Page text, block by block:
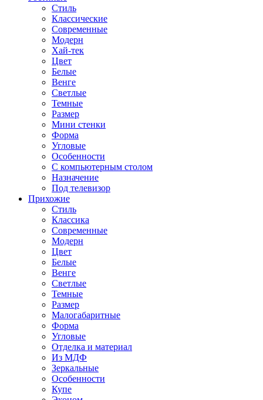
Стиль
Классические
Современные
Модерн
Хай-тек
Цвет
Белые
Венге
Светлые
Темные
Размер
Мини стенки
Форма
Угловые
Особенности
С компьютерным столом
Назначение
Под телевизор
Прихожие
Стиль
Классика
Современные
Модерн
Цвет
Белые
Венге
Светлые
Темные
Размер
Малогабаритные
Форма
Угловые
Отделка и материал
Из МДФ
Зеркальные
Особенности
Купе